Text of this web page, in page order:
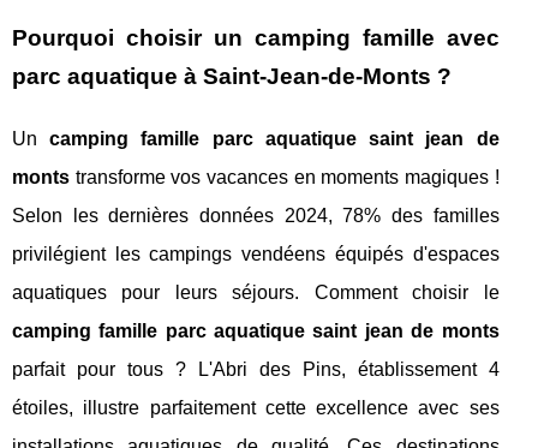
Pourquoi choisir un camping famille avec
parc aquatique à Saint-Jean-de-Monts ?
Uncamping famille parc aquatique saint jean de
monts transforme vos vacances en moments magiques !
Selon les dernières données 2024, 78% des familles
privilégient les campings vendéens équipés d'espaces
aquatiques pour leurs séjours. Comment choisir le
camping famille parc aquatique saint jean de monts
parfait pour tous ? L'Abri des Pins, établissement 4
étoiles, illustre parfaitement cette excellence avec ses